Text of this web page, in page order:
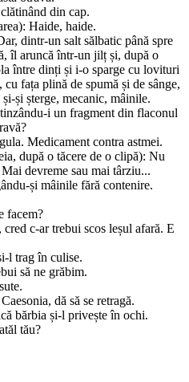
din cap.
Haide, haide.
dintr-un salt sălbatic până spre
îl aruncă într-un jilț și, după o
între dinți și i-o sparge cu lovituri
fața plină de spumă și de sânge,
și șterge, mecanic, mâinile.
i un fragment din flaconul
Medicament contra astmei.
după o tăcere de o clipă): Nu
devreme sau mai târziu...
și mâinile fără contenire.
facem?
c-ar trebui scos leșul afară. E
l trag în culise.
să ne grăbim.
dă să se retragă.
bărbia și-l privește în ochi.
tău?